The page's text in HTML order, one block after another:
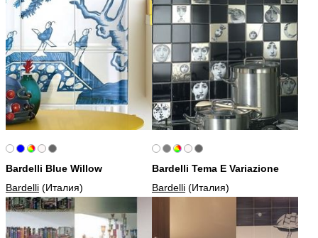
Bardelli Blue Willow
Bardelli (Италия)
Bardelli Tema E Variazione
Bardelli (Италия)